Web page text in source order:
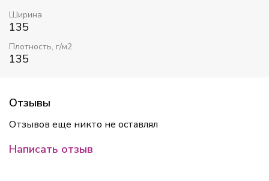
Ширина
135
Плотность, г/м2
135
Отзывы
Отзывов еще никто не оставлял
Написать отзыв